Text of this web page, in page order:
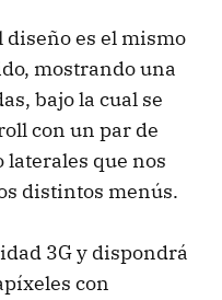
diseño es el mismo
mostrando una
bajo la cual se
con un par de
que nos
distintos menús.
3G y dispondrá
con